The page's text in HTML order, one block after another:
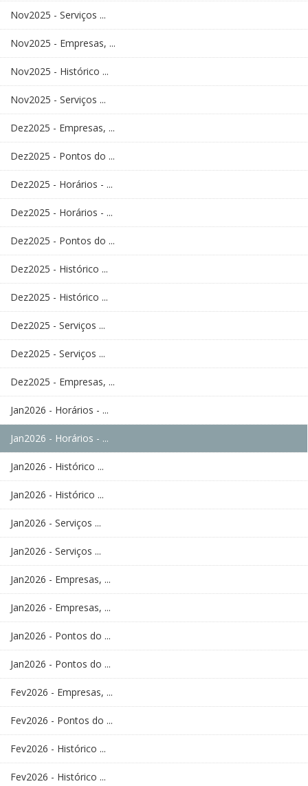
Nov2025 - Serviços ...
Nov2025 - Empresas, ...
Nov2025 - Histórico ...
Nov2025 - Serviços ...
Dez2025 - Empresas, ...
Dez2025 - Pontos do ...
Dez2025 - Horários - ...
Dez2025 - Horários - ...
Dez2025 - Pontos do ...
Dez2025 - Histórico ...
Dez2025 - Histórico ...
Dez2025 - Serviços ...
Dez2025 - Serviços ...
Dez2025 - Empresas, ...
Jan2026 - Horários - ...
Jan2026 - Horários - ...
Jan2026 - Histórico ...
Jan2026 - Histórico ...
Jan2026 - Serviços ...
Jan2026 - Serviços ...
Jan2026 - Empresas, ...
Jan2026 - Empresas, ...
Jan2026 - Pontos do ...
Jan2026 - Pontos do ...
Fev2026 - Empresas, ...
Fev2026 - Pontos do ...
Fev2026 - Histórico ...
Fev2026 - Histórico ...